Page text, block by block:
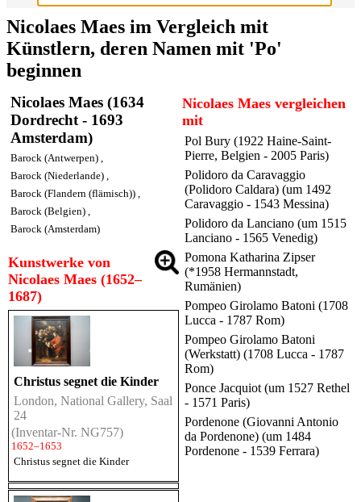
Nicolaes Maes im Vergleich mit
Künstlern, deren Namen mit 'Po'
beginnen
Nicolaes Maes (1634
Dordrecht - 1693
Amsterdam)
Barock (Antwerpen) ,
Barock (Niederlande) ,
Barock (Flandern (flämisch)) ,
Barock (Belgien) ,
Barock (Amsterdam)
Kunstwerke von
Nicolaes Maes (1652–
1687)
Christus segnet die Kinder
London, National Gallery, Saal
24
(Inventar-Nr. NG757)
1652–1653
Christus segnet die Kinder
Nicolaes Maes vergleichen
mit
Pol Bury (1922 Haine-Saint-
Pierre, Belgien - 2005 Paris)
Polidoro da Caravaggio
(Polidoro Caldara) (um 1492
Caravaggio - 1543 Messina)
Polidoro da Lanciano (um 1515
Lanciano - 1565 Venedig)
Pomona Katharina Zipser
(*1958 Hermannstadt,
Rumänien)
Pompeo Girolamo Batoni (1708
Lucca - 1787 Rom)
Pompeo Girolamo Batoni
(Werkstatt) (1708 Lucca - 1787
Rom)
Ponce Jacquiot (um 1527 Rethel
- 1571 Paris)
Pordenone (Giovanni Antonio
da Pordenone) (um 1484
Pordenone - 1539 Ferrara)